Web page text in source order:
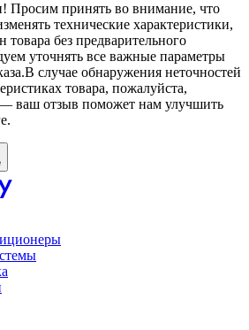
Просим принять во внимание, что
технические характеристики,
без предварительного
уточнять все важные параметры
В случае обнаружения неточностей
товара, пожалуйста,
ваш отзыв поможет нам улучшить